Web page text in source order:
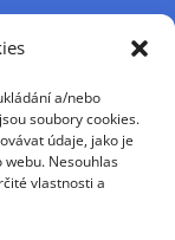
a/nebo
soubory cookies.
údaje, jako je
Nesouhlas
vlastnosti a